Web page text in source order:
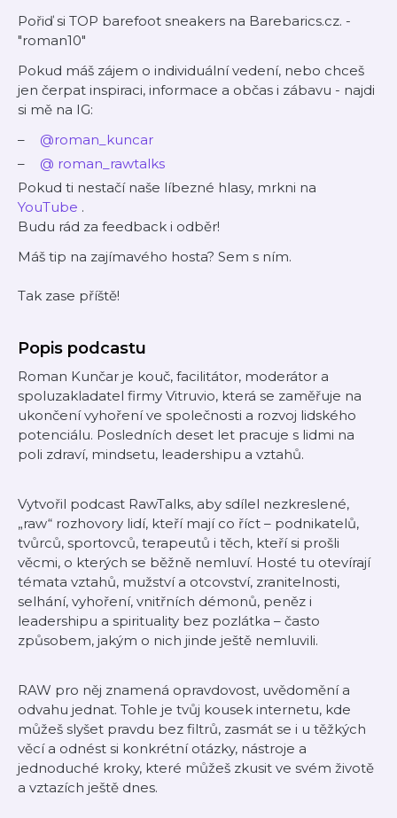
Pořiď si TOP barefoot sneakers na Barebarics.cz. -
"roman10"
Pokud máš zájem o individuální vedení, nebo chceš
jen čerpat inspiraci, informace a občas i zábavu - najdi
si mě na IG:
@roman_kuncar
@ roman_rawtalks
Pokud ti nestačí naše líbezné hlasy, mrkni na
YouTube .
Budu rád za feedback i odběr!
Máš tip na zajímavého hosta? Sem s ním.
Tak zase příště!
Popis podcastu
Roman Kunčar je kouč, facilitátor, moderátor a
spoluzakladatel firmy Vitruvio, která se zaměřuje na
ukončení vyhoření ve společnosti a rozvoj lidského
potenciálu. Posledních deset let pracuje s lidmi na
poli zdraví, mindsetu, leadershipu a vztahů.
Vytvořil podcast RawTalks, aby sdílel nezkreslené,
„raw“ rozhovory lidí, kteří mají co říct – podnikatelů,
tvůrců, sportovců, terapeutů i těch, kteří si prošli
věcmi, o kterých se běžně nemluví. Hosté tu otevírají
témata vztahů, mužství a otcovství, zranitelnosti,
selhání, vyhoření, vnitřních démonů, peněz i
leadershipu a spirituality bez pozlátka – často
způsobem, jakým o nich jinde ještě nemluvili.
RAW pro něj znamená opravdovost, uvědomění a
odvahu jednat. Tohle je tvůj kousek internetu, kde
můžeš slyšet pravdu bez filtrů, zasmát se i u těžkých
věcí a odnést si konkrétní otázky, nástroje a
jednoduché kroky, které můžeš zkusit ve svém životě
a vztazích ještě dnes.